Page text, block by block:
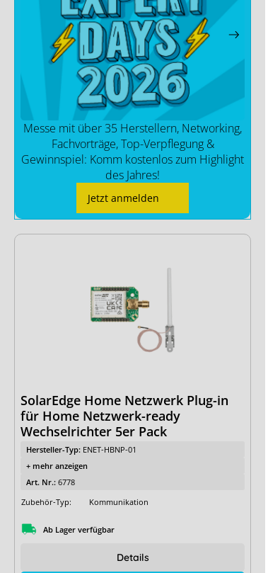
Messe mit über 35 Herstellern, Networking,
Fachvorträge, Top-Verpflegung &
Gewinnspiel: Komm kostenlos zum Highlight
des Jahres!
Jetzt anmelden
SolarEdge Home Netzwerk Plug-in
für Home Netzwerk-ready
Wechselrichter 5er Pack
Hersteller-Typ: ENET-HBNP-01
+ mehr anzeigen
Art. Nr.: 6778
Zubehör-Typ:
Kommunikation
Ab Lager verfügbar
Details